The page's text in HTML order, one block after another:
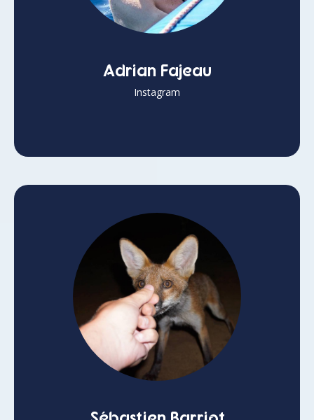
Adrian Fajeau
Instagram